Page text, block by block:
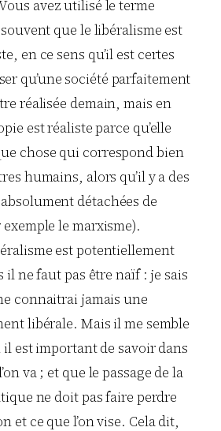
avez utilisé le terme
que le libéralisme est
en ce sens qu’il est certes
qu’une société parfaitement
réalisée demain, mais en
est réaliste parce qu’elle
chose qui correspond bien
humains, alors qu’il y a des
détachées de
le marxisme).
est potentiellement
il ne faut pas être naïf : je sais
connaitrai jamais une
libérale. Mais il me semble
il est important de savoir dans
va ; et que le passage de la
ne doit pas faire perdre
et ce que l’on vise. Cela dit,